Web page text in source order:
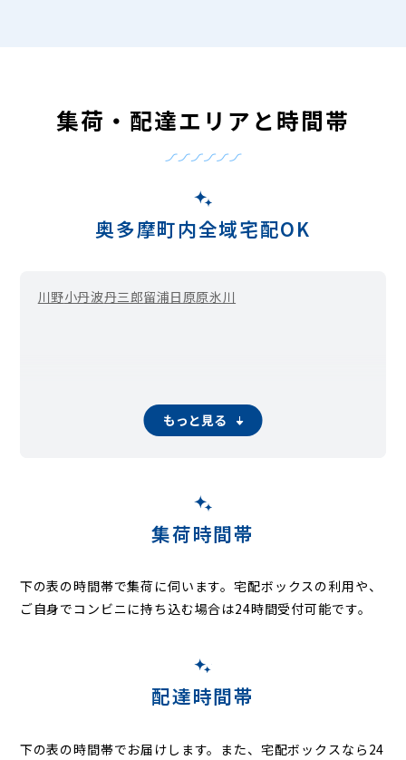
集荷・配達エリアと時間帯
奥多摩町内全域宅配OK
川野小丹波丹三郎留浦日原原氷川
もっと見る
集荷時間帯
下の表の時間帯で集荷に伺います。宅配ボックスの利用や、
ご自身でコンビニに持ち込む場合は24時間受付可能です。
配達時間帯
下の表の時間帯でお届けします。また、宅配ボックスなら24